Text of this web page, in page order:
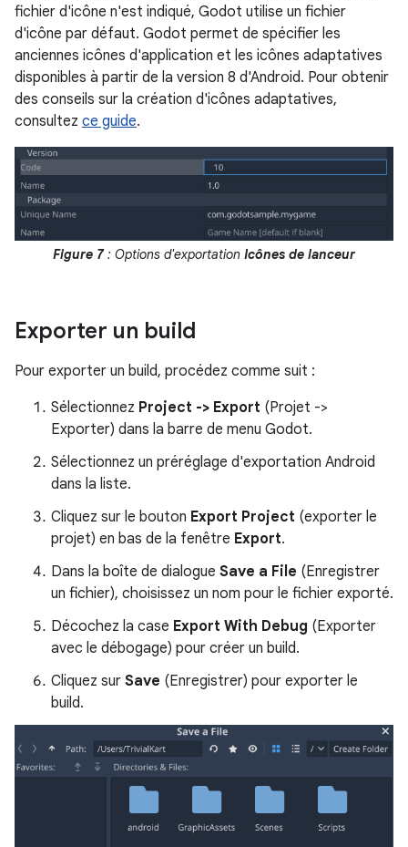
fichier d'icône n'est indiqué, Godot utilise un fichier
d'icône par défaut. Godot permet de spécifier les
anciennes icônes d'application et les icônes adaptatives
disponibles à partir de la version 8 d'Android. Pour obtenir
des conseils sur la création d'icônes adaptatives,
consultez ce guide.
Figure 7: Options d'exportation Icônes de lanceur
Exporter un build
Pour exporter un build, procédez comme suit :
Sélectionnez Project -> Export (Projet ->
Exporter) dans la barre de menu Godot.
Sélectionnez un préréglage d'exportation Android
dans la liste.
Cliquez sur le bouton Export Project (exporter le
projet) en bas de la fenêtre Export.
Dans la boîte de dialogue Save a File (Enregistrer
un fichier), choisissez un nom pour le fichier exporté.
Décochez la case Export With Debug (Exporter
avec le débogage) pour créer un build.
Cliquez sur Save (Enregistrer) pour exporter le
build.